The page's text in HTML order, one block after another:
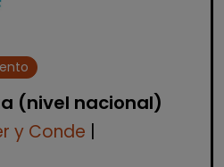
(nivel nacional)
y Conde